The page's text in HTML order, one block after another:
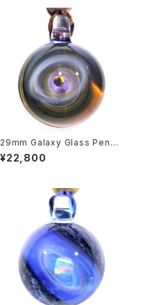
29mm Galaxy Glass Penda
nt 宇宙ガラスペンダント (”リン
グ” シリーズ） no.P134
¥22,800